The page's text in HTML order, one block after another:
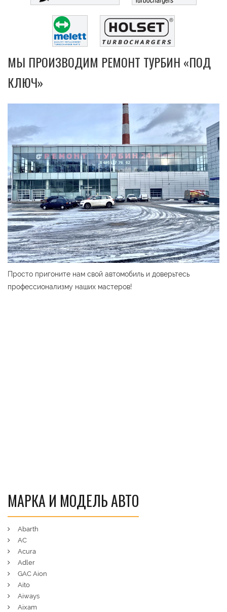
МЫ ПРОИЗВОДИМ РЕМОНТ ТУРБИН «ПОД
КЛЮЧ»
Просто пригоните нам свой автомобиль и доверьтесь
профессионализму наших мастеров!
МАРКА И МОДЕЛЬ АВТО
Abarth
AC
Acura
Adler
GAC Aion
Aito
Aiways
Aixam